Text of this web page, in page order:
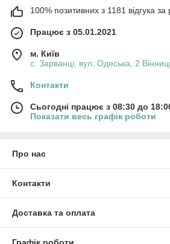
100% позитивних з 1181 відгука за
Працює з 05.01.2021
м. Київ
с. Зарванці, вул. Одеська, 2
Контакти
Сьогодні працює з 08:30 до
Показати весь графік роботи
Про нас
Контакти
Доставка та оплата